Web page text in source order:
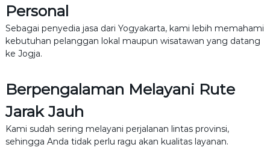
Personal
Sebagai penyedia jasa dari Yogyakarta, kami lebih memahami
kebutuhan pelanggan lokal maupun wisatawan yang datang
ke Jogja.
Berpengalaman Melayani Rute
Jarak Jauh
Kami sudah sering melayani perjalanan lintas provinsi,
sehingga Anda tidak perlu ragu akan kualitas layanan.